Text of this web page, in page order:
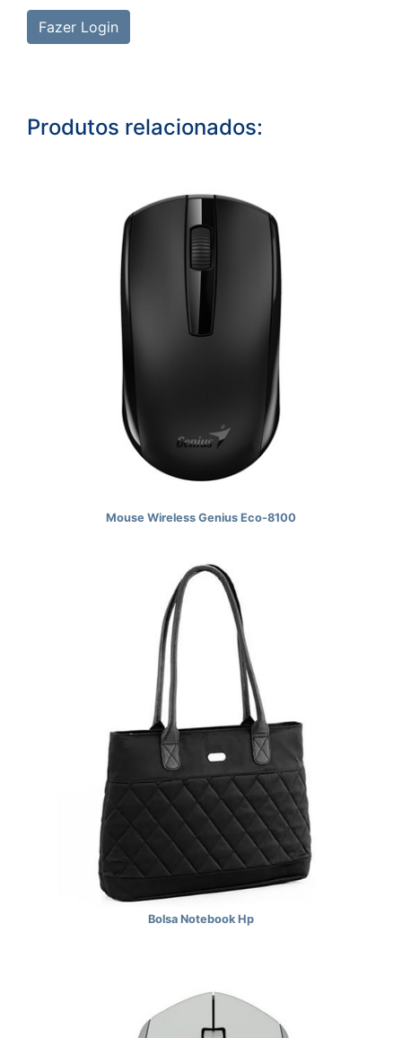
Fazer Login
Produtos relacionados:
Mouse Wireless Genius Eco-8100
Bolsa Notebook Hp